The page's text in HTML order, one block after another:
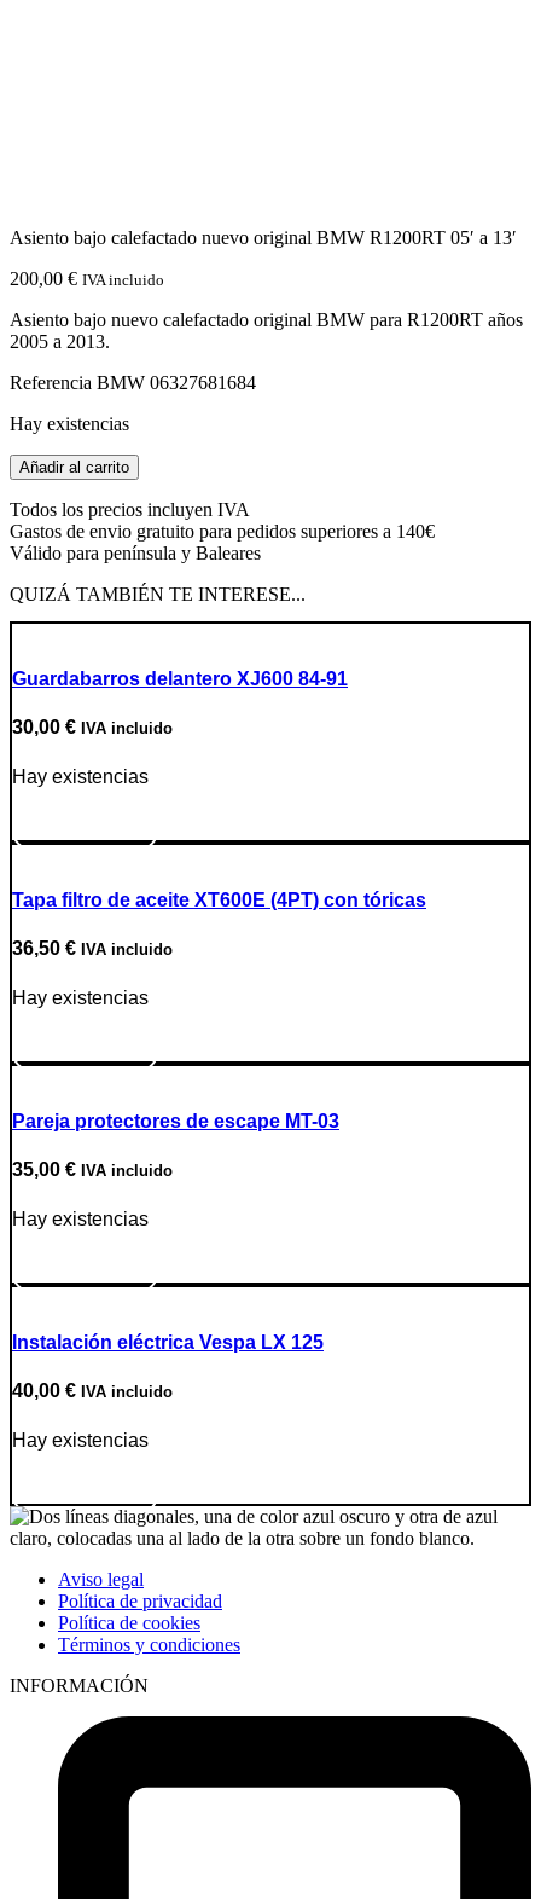
Asiento bajo calefactado nuevo original BMW R1200RT 05′ a 13′
200,00 € IVA incluido
Asiento bajo nuevo calefactado original BMW para R1200RT años
2005 a 2013.
Referencia BMW 06327681684
Hay existencias
Asiento
bajo
calefactado
nuevo
original
R1200RT
cantidad
Añadir al carrito
Todos los precios incluyen IVA
Gastos de envio gratuito para pedidos superiores a 140€
Válido para península y Baleares
QUIZÁ TAMBIÉN TE INTERESE...
Guardabarros delantero XJ600 84-91
30,00 € IVA incluido
Hay existencias
Tapa filtro de aceite XT600E (4PT) con tóricas
36,50 € IVA incluido
Hay existencias
Pareja protectores de escape MT-03
35,00 € IVA incluido
Hay existencias
Instalación eléctrica Vespa LX 125
40,00 € IVA incluido
Hay existencias
Aviso legal
Política de privacidad
Política de cookies
Términos y condiciones
INFORMACIÓN